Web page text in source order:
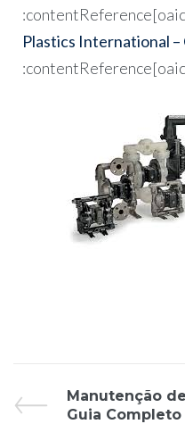
Plastics International
Manutenção
Guia